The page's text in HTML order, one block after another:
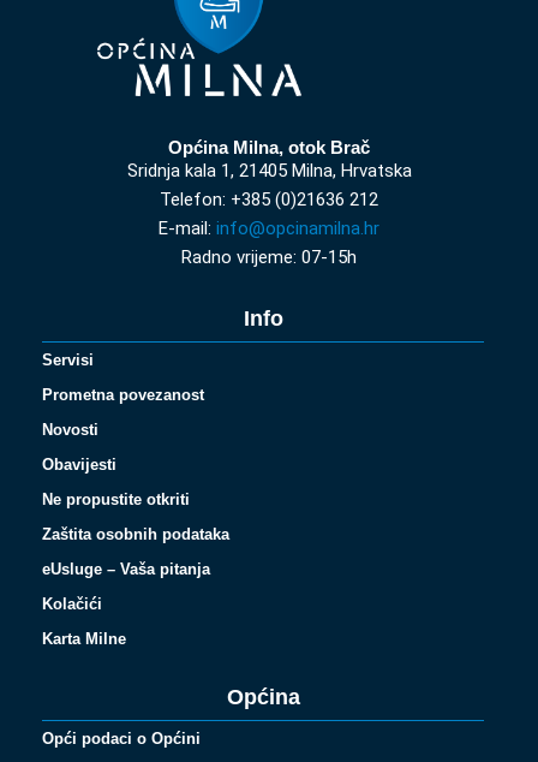
Općina Milna, otok Brač
Sridnja kala 1, 21405 Milna, Hrvatska
Telefon: +385 (0)21636 212
E-mail: info@opcinamilna.hr
Radno vrijeme: 07-15h
Info
Servisi
Prometna povezanost
Novosti
Obavijesti
Ne propustite otkriti
Zaštita osobnih podataka
eUsluge – Vaša pitanja
Kolačići
Karta Milne
Općina
Opći podaci o Općini